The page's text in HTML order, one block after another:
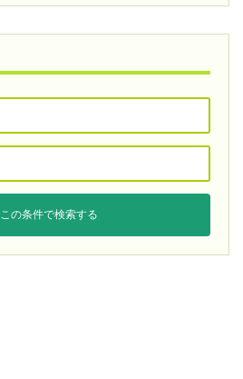
この条件で検索する